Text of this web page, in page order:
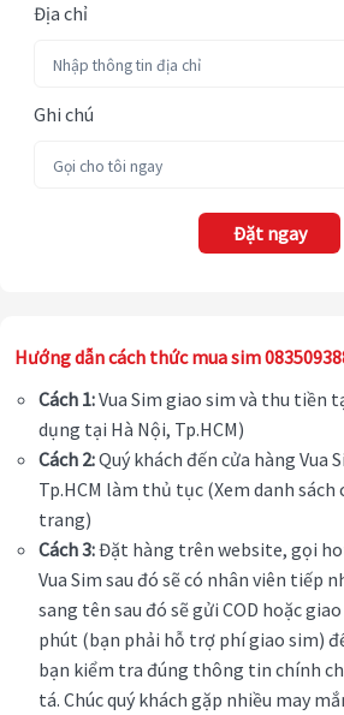
Địa chỉ
Ghi chú
Đặt ngay
Hướng dẫn cách thức mua sim
Cách 1:Vua Sim giao sim và thu tiền
dụng tại Hà Nội, Tp.HCM)
Cách 2:Quý khách đến cửa hàng Vua
Tp.HCM làm thủ tục (Xem danh sách
trang)
Cách 3:Đặt hàng trên website, gọi
Vua Sim sau đó sẽ có nhân viên tiếp
sang tên sau đó sẽ gửi COD hoặc
phút (bạn phải hỗ trợ phí giao sim)
bạn kiểm tra đúng thông tin chính
tá. Chúc quý khách gặp nhiều may